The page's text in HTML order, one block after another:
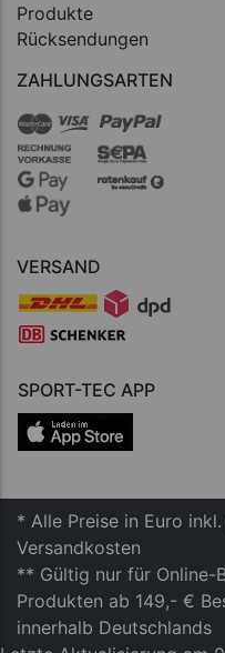
Produkte
Rücksendungen
ZAHLUNGSARTEN
VERSAND
SPORT-TEC APP
* Alle Preise in Euro
Versandkosten
** Gültig nur für Online-
Produkten ab 149,- €
innerhalb Deutschlands